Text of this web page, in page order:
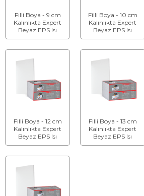
Filli Boya - 9 cm
Kalınlıkta Expert
Beyaz EPS Isı
Yalıtım Levhası
Filli Boya - 10 cm
Kalınlıkta Expert
Beyaz EPS Isı
Yalıtım Levhası
Filli Boya - 12 cm
Kalınlıkta Expert
Beyaz EPS Isı
Yalıtım Levhası
Filli Boya - 13 cm
Kalınlıkta Expert
Beyaz EPS Isı
Yalıtım Levhası